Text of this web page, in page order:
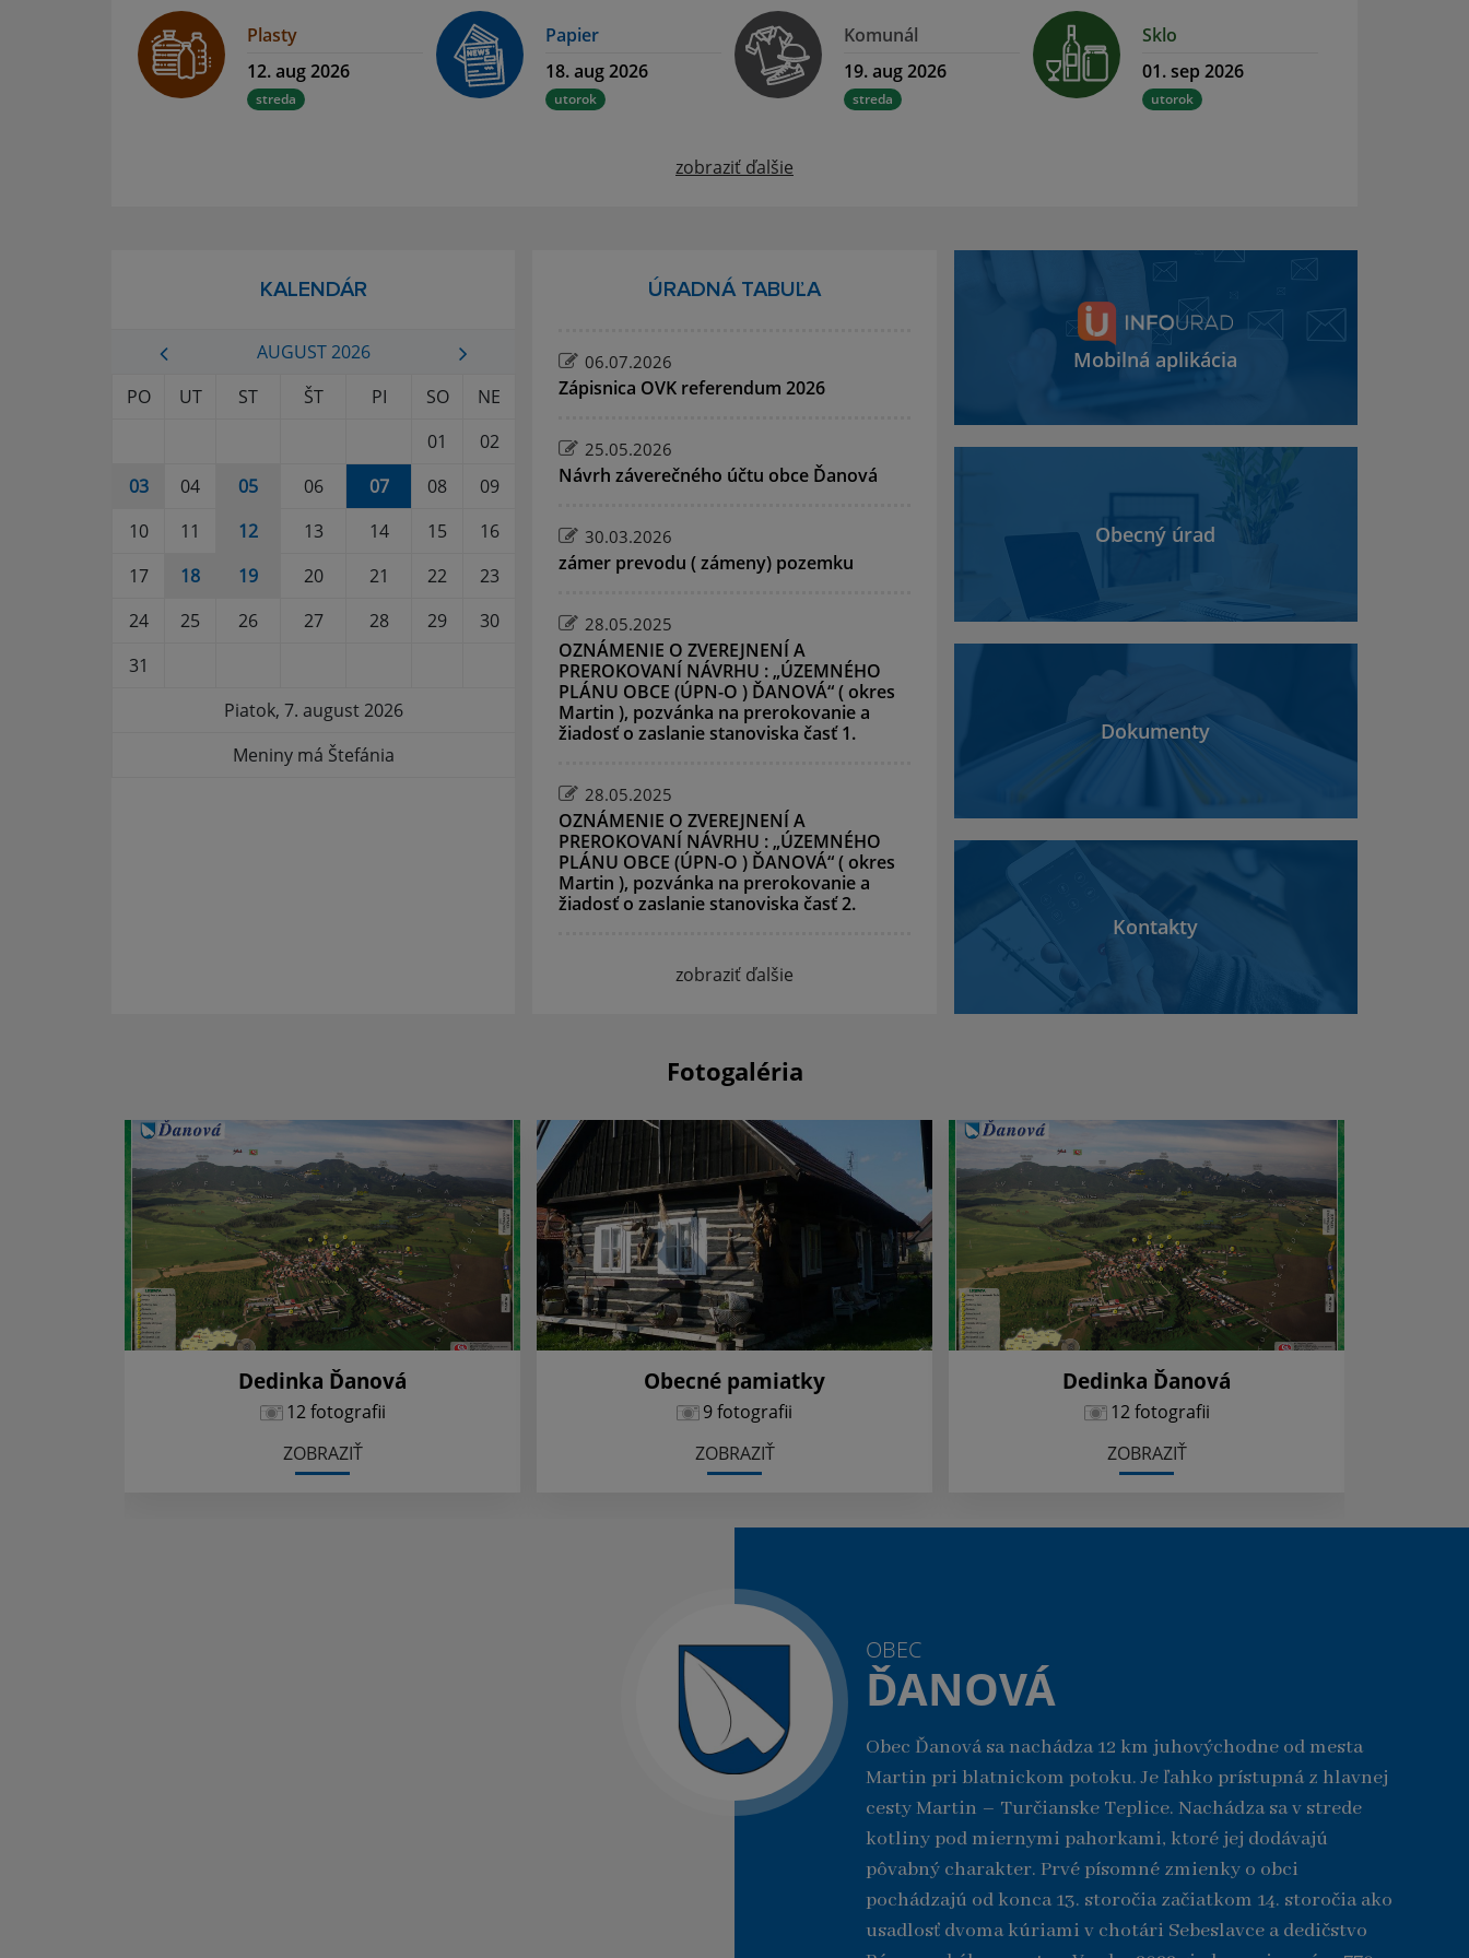
Plasty
12. aug 2026
streda
Papier
18. aug 2026
utorok
Komunál
19. aug 2026
streda
Sklo
01. sep 2026
utorok
zobraziť ďalšie
KALENDÁR
AUGUST 2026
PO
UT ST ŠT PI SO
NE
01
02
03
04 05 06 07 08
09
10
11 12 13 14 15
16
17
18 19 20 21 22
23
24
25 26 27 28 29
30
31
Piatok, 7. august 2026
Meniny má Štefánia
ÚRADNÁ TABUĽA
06.07.2026
Zápisnica OVK referendum 2026
25.05.2026
Návrh záverečného účtu obce Ďanová
30.03.2026
zámer prevodu ( zámeny) pozemku
28.05.2025
OZNÁMENIE O ZVEREJNENÍ A
PREROKOVANÍ NÁVRHU : „ÚZEMNÉHO
PLÁNU OBCE (ÚPN-O ) ĎANOVÁ“ ( okres
Martin ), pozvánka na prerokovanie a
žiadosť o zaslanie stanoviska časť 1.
28.05.2025
OZNÁMENIE O ZVEREJNENÍ A
PREROKOVANÍ NÁVRHU : „ÚZEMNÉHO
PLÁNU OBCE (ÚPN-O ) ĎANOVÁ“ ( okres
Martin ), pozvánka na prerokovanie a
žiadosť o zaslanie stanoviska časť 2.
zobraziť ďalšie
Mobilná aplikácia
Obecný úrad
Dokumenty
Kontakty
Fotogaléria
Dedinka Ďanová
12 fotografii
ZOBRAZIŤ
Obecné pamiatky
9 fotografii
ZOBRAZIŤ
Dedinka Ďanová
12 fotografii
ZOBRAZIŤ
OBEC
ĎANOVÁ
Obec Ďanová sa nachádza 12 km juhovýchodne od mesta
Martin pri blatnickom potoku. Je ľahko prístupná z hlavnej
cesty Martin – Turčianske Teplice. Nachádza sa v strede
kotliny pod miernymi pahorkami, ktoré jej dodávajú
pôvabný charakter. Prvé písomné zmienky o obci
pochádzajú od konca 13. storočia začiatkom 14. storočia ako
usadlosť dvoma kúriami v chotári Sebeslavce a dedičstvo